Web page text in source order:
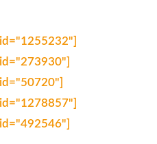
id="1255232"]
id="273930"]
id="50720"]
id="1278857"]
id="492546"]